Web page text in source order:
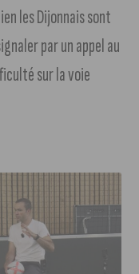
les Dijonnais sont
par un appel au
sur la voie